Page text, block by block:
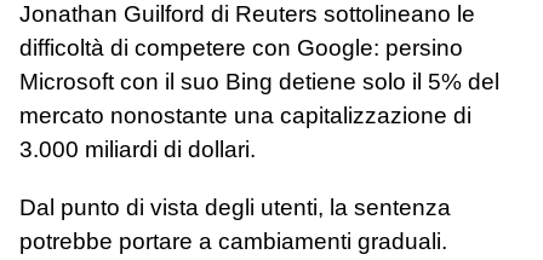
Jonathan Guilford di Reuters sottolineano le
difficoltà di competere con Google: persino
Microsoft con il suo Bing detiene solo il 5% del
mercato nonostante una capitalizzazione di
3.000 miliardi di dollari.
Dal punto di vista degli utenti, la sentenza
potrebbe portare a cambiamenti graduali.